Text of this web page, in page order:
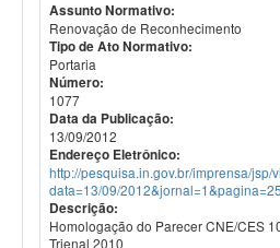
Assunto Normativo:
Renovação de Reconhecimento
Tipo de Ato Normativo:
Portaria
Número:
1077
Data da Publicação:
13/09/2012
Endereço Eletrônico:
http://pesquisa.in.gov.br/imprensa/jsp/
data=13/09/
Descrição:
Homologação do Parecer CNE/CES
Trienal 2010